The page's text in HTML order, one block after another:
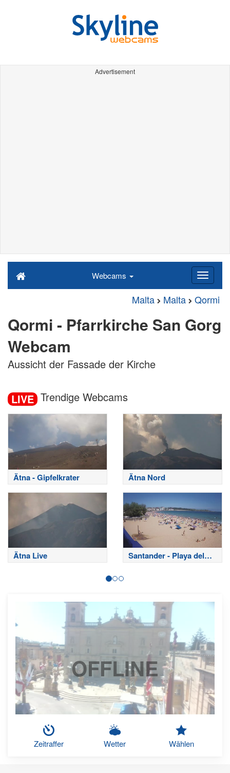
Advertisement
Webcams
Malta Malta Qormi
Qormi - Pfarrkirche San Gorg
Webcam
Aussicht der Fassade der Kirche
LIVE Trendige Webcams
Ätna - Gipfelkrater Ätna Nord
Ätna Live
Santander - Playa del
Sardinero
OFFLINE
Zeitraffer Wetter Wählen